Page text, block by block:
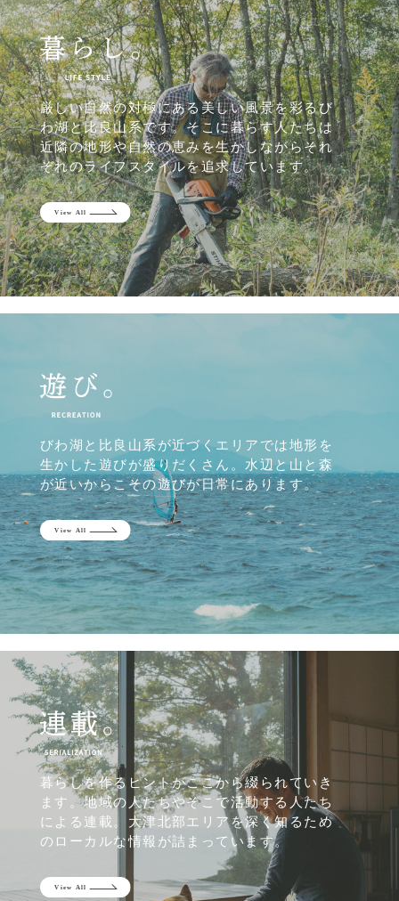
厳しい自然の対極にある美しい風景を彩るび
わ湖と比良山系です。そこに暮らす人たちは
近隣の地形や自然の恵みを生かしながらそれ
ぞれのライフスタイルを追求しています。
びわ湖と比良山系が近づくエリアでは地形を
生かした遊びが盛りだくさん。水辺と山と森
が近いからこその遊びが日常にあります。
暮らしを作るヒントがここから綴られていき
ます。地域の人たちやそこで活動する人たち
による連載。大津北部エリアを深く知るため
のローカルな情報が詰まっています。